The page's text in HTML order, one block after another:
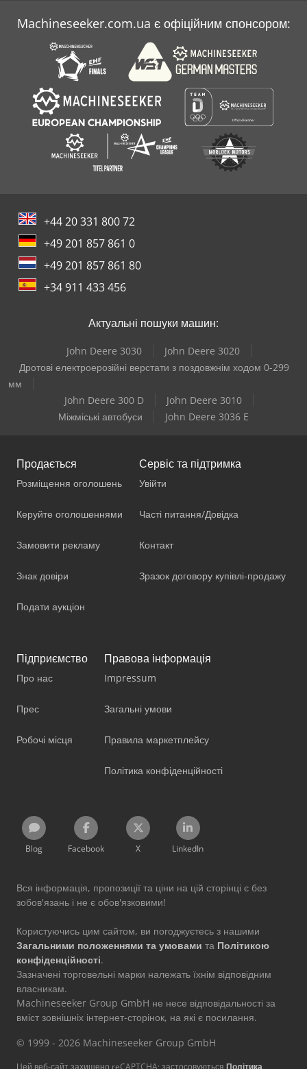
Machineseeker.com.ua є офіційним спонсором:
+44 20 331 800 72
+49 201 857 861 0
+49 201 857 861 80
+34 911 433 456
Актуальні пошуки машин:
John Deere 3030
John Deere 3020
Дротові електроерозійні верстати з поздовжнім ходом 0-299
мм
John Deere 300 D
John Deere 3010
Міжміські автобуси
John Deere 3036 E
Продається
Розміщення оголошень
Керуйте оголошеннями
Замовити рекламу
Знак довіри
Подати аукціон
Сервіс та підтримка
Увійти
Часті питання/Довідка
Контакт
Зразок договору купівлі-продажу
Підприємство
Про нас
Прес
Робочі місця
Правова інформація
Impressum
Загальні умови
Правила маркетплейсу
Політика конфіденційності
Blog Facebook X LinkedIn
Вся інформація, пропозиції та ціни на цій сторінці є без
зобов'язань і не є обов'язковими!
Користуючись цим сайтом, ви погоджуєтесь з нашими
Загальними положеннями та умовами та Політикою
конфіденційності.
Зазначені торговельні марки належать їхнім відповідним
власникам.
Machineseeker Group GmbH не несе відповідальності за
вміст зовнішніх інтернет-сторінок, на які є посилання.
© 1999 - 2026 Machineseeker Group GmbH
Цей веб-сайт захищено reCAPTCHA; застосовуються Політика